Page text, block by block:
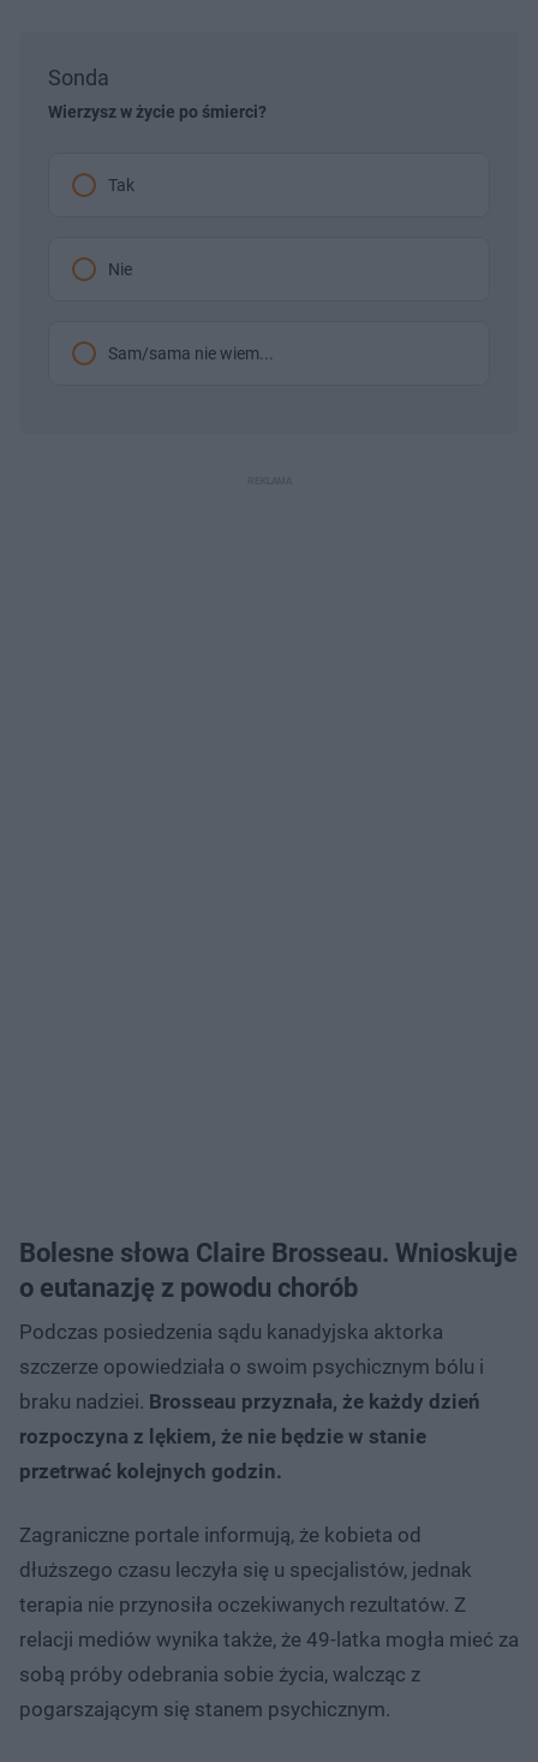
Sonda
Wierzysz w życie po śmierci?
Tak
Nie
Sam/sama nie wiem...
Bolesne słowa Claire Brosseau. Wnioskuje
o eutanazję z powodu chorób
Podczas posiedzenia sądu kanadyjska aktorka
szczerze opowiedziała o swoim psychicznym bólu i
braku nadziei. Brosseau przyznała, że każdy dzień
rozpoczyna z lękiem, że nie będzie w stanie
przetrwać kolejnych godzin.
Zagraniczne portale informują, że kobieta od
dłuższego czasu leczyła się u specjalistów, jednak
terapia nie przynosiła oczekiwanych rezultatów. Z
relacji mediów wynika także, że 49-latka mogła mieć za
sobą próby odebrania sobie życia, walcząc z
pogarszającym się stanem psychicznym.